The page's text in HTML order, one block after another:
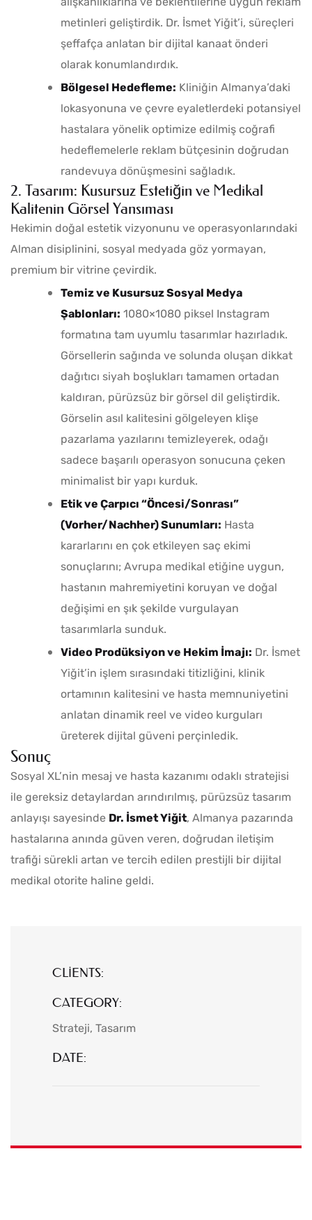
metinleri geliştirdik. Dr. İsmet Yiğit’i, süreçleri
şeffafça anlatan bir dijital kanaat önderi
olarak konumlandırdık.
Bölgesel Hedefleme: Kliniğin Almanya’daki
lokasyonuna ve çevre eyaletlerdeki potansiyel
hastalara yönelik optimize edilmiş coğrafi
hedeflemelerle reklam bütçesinin doğrudan
randevuya dönüşmesini sağladık.
2. Tasarım: Kusursuz Estetiğin ve Medikal
Kalitenin Görsel Yansıması
Hekimin doğal estetik vizyonunu ve operasyonlarındaki
Alman disiplinini, sosyal medyada göz yormayan,
premium bir vitrine çevirdik.
Temiz ve Kusursuz Sosyal Medya
Şablonları: 1080×1080 piksel Instagram
formatına tam uyumlu tasarımlar hazırladık.
Görsellerin sağında ve solunda oluşan dikkat
dağıtıcı siyah boşlukları tamamen ortadan
kaldıran, pürüzsüz bir görsel dil geliştirdik.
Görselin asıl kalitesini gölgeleyen klişe
pazarlama yazılarını temizleyerek, odağı
sadece başarılı operasyon sonucuna çeken
minimalist bir yapı kurduk.
Etik ve Çarpıcı “Öncesi/Sonrası”
(Vorher/Nachher) Sunumları: Hasta
kararlarını en çok etkileyen saç ekimi
sonuçlarını; Avrupa medikal etiğine uygun,
hastanın mahremiyetini koruyan ve doğal
değişimi en şık şekilde vurgulayan
tasarımlarla sunduk.
Video Prodüksiyon ve Hekim İmajı: Dr. İsmet
Yiğit’in işlem sırasındaki titizliğini, klinik
ortamının kalitesini ve hasta memnuniyetini
anlatan dinamik reel ve video kurguları
üreterek dijital güveni perçinledik.
Sonuç
Sosyal XL’nin mesaj ve hasta kazanımı odaklı stratejisi
ile gereksiz detaylardan arındırılmış, pürüzsüz tasarım
anlayışı sayesinde Dr. İsmet Yiğit, Almanya pazarında
hastalarına anında güven veren, doğrudan iletişim
trafiği sürekli artan ve tercih edilen prestijli bir dijital
medikal otorite haline geldi.
CLIENTS:
CATEGORY:
Strateji Tasarım
DATE: